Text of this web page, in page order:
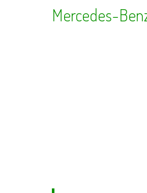
Mercedes-